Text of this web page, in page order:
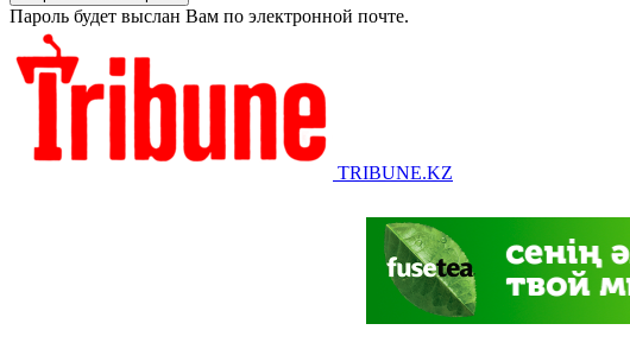
Пароль будет выслан Вам по электронной почте.
TRIBUNE.KZ